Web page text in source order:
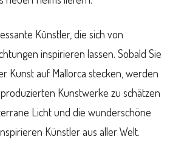
Künstler, die sich von
inspirieren lassen. Sobald Sie
Kunst auf Mallorca stecken, werden
Kunstwerke zu schätzen
Licht und die wunderschöne
Künstler aus aller Welt.